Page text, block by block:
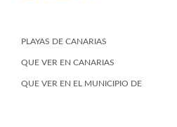
PLAYAS DE CANARIAS
QUE VER EN CANARIAS
QUE VER EN EL MUNICIPIO DE